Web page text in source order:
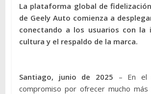
La plataforma global de
de Geely Auto comienza a
conectando a los usuarios con la
cultura y el respaldo de la marca.
Santiago, junio de 2025 – En el
compromiso por ofrecer mucho más